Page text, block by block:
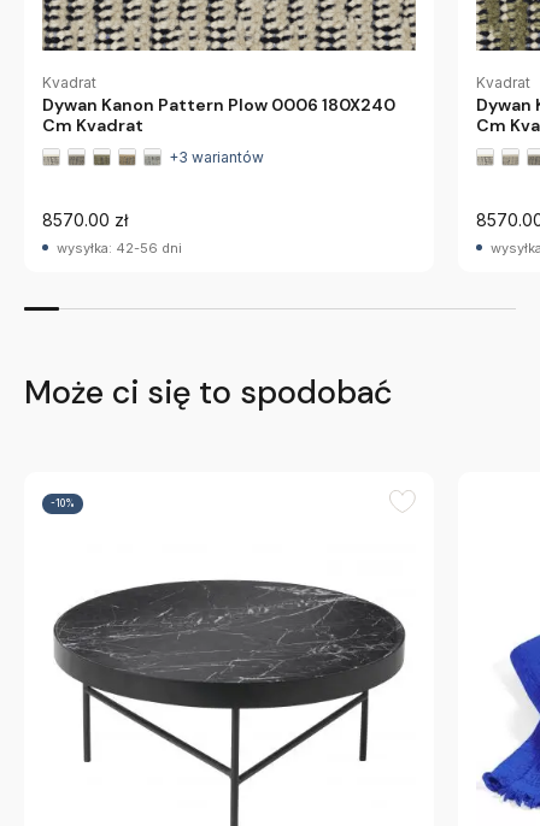
Kvadrat
Dywan Kanon Pattern Plow 0006 180X240
Cm Kvadrat
+3 wariantów
8570.00 zł
wysyłka: 42-56 dni
Kvadrat
Dywan
Cm
Może ci się to spodobać
-10%